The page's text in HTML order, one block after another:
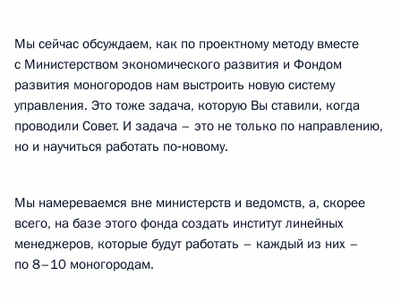
Мы сейчас обсуждаем, как по проектному методу вместе
с Министерством экономического развития и Фондом
развития моногородов нам выстроить новую систему
управления. Это тоже задача, которую Вы ставили, когда
проводили Совет. И задача – это не только по направлению,
но и научиться работать по‑новому.
Мы намереваемся вне министерств и ведомств, а, скорее
всего, на базе этого фонда создать институт линейных
менеджеров, которые будут работать – каждый из них –
по 8–10 моногородам.